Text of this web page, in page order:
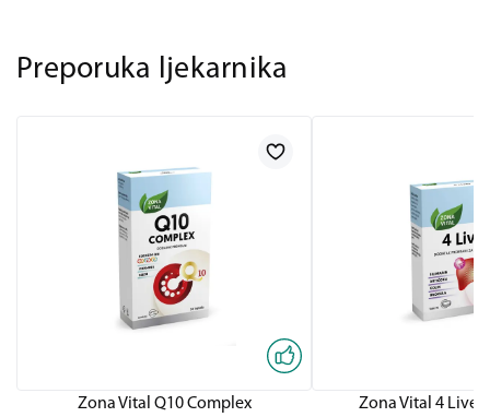
Preporuka ljekarnika
Zona Vital Q10 Complex Zona Vital 4